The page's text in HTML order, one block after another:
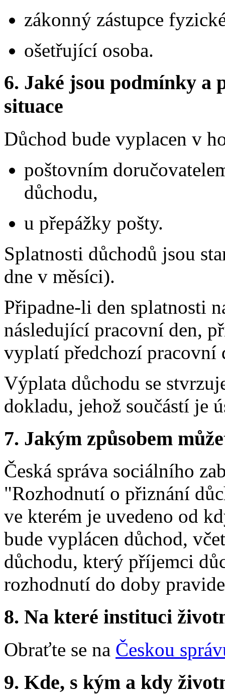
zákonný zástupce
ošetřující osoba.
6. Jaké jsou podmínky a
situace
Důchod bude vyplacen v
poštovním
důchodu,
u přepážky pošty.
Splatnosti důchodů jsou
dne v měsíci).
Připadne-li den splatnosti
následující pracovní den,
vyplatí předchozí pracovní
Výplata důchodu se
dokladu, jehož součástí je
7. Jakým způsobem
Česká správa sociálního
"Rozhodnutí o přiznání
ve kterém je uvedeno od
bude vyplácen důchod,
důchodu, který příjemci
rozhodnutí do doby
8. Na které instituci
Obraťte se na Českou
9. Kde, s kým a kdy